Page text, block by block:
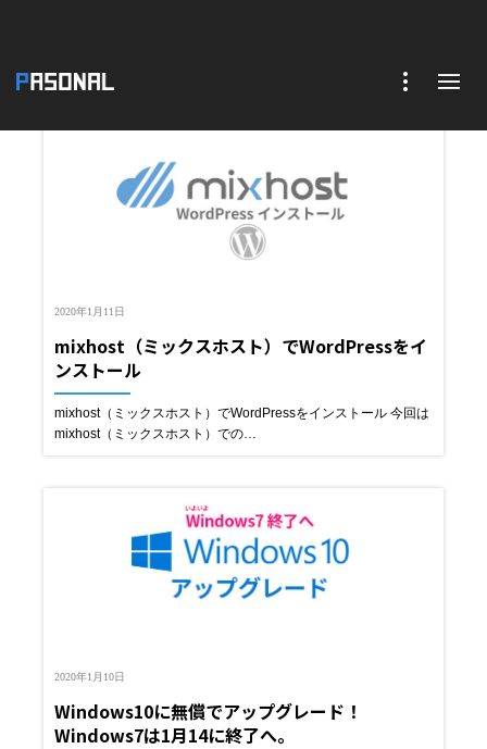
2020年1月11日
mixhost（ミックスホスト）でWordPressをイ
ンストール
mixhost（ミックスホスト）でWordPressをインストール 今回は
mixhost（ミックスホスト）での…
2020年1月10日
Windows10に無償でアップグレード！
Windows7は1月14に終了へ。